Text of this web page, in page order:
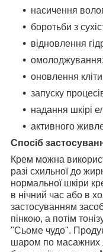
насичення
боротьби з
відновлення
омолоджування;
оновлення
запуску
надання шкірі
активного
Спосіб
Крем можна
разі схильної до
нормальної шкіри
в нічний час або в
застосуванням
пінкою, а потім
"Сьоме чудо".
шаром по масажних